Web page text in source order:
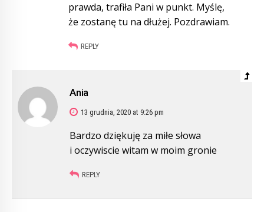
prawda, trafiła Pani w punkt. Myślę,
że zostanę tu na dłużej. Pozdrawiam.
REPLY
Ania
13 grudnia, 2020 at 9:26 pm
Bardzo dziękuję za miłe słowa
i oczywiscie witam w moim gronie
REPLY